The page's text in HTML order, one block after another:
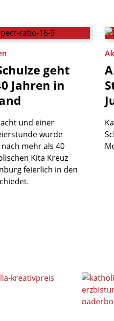
geht
Jahren in
und einer
wurde
mehr als 40
Kita Kreuz
feierlich in den